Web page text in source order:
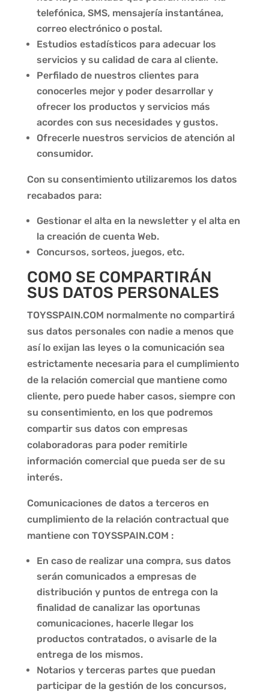
telefónica, SMS, mensajería instantánea,
correo electrónico o postal.
Estudios estadísticos para adecuar los
servicios y su calidad de cara al cliente.
Perfilado de nuestros clientes para
conocerles mejor y poder desarrollar y
ofrecer los productos y servicios más
acordes con sus necesidades y gustos.
Ofrecerle nuestros servicios de atención al
consumidor.
Con su consentimiento utilizaremos los datos
recabados para:
Gestionar el alta en la newsletter y el alta en
la creación de cuenta Web.
Concursos, sorteos, juegos, etc.
COMO SE COMPARTIRÁN
SUS DATOS PERSONALES
TOYSSPAIN.COM normalmente no compartirá
sus datos personales con nadie a menos que
así lo exijan las leyes o la comunicación sea
estrictamente necesaria para el cumplimiento
de la relación comercial que mantiene como
cliente, pero puede haber casos, siempre con
su consentimiento, en los que podremos
compartir sus datos con empresas
colaboradoras para poder remitirle
información comercial que pueda ser de su
interés.
Comunicaciones de datos a terceros en
cumplimiento de la relación contractual que
mantiene con TOYSSPAIN.COM :
En caso de realizar una compra, sus datos
serán comunicados a empresas de
distribución y puntos de entrega con la
finalidad de canalizar las oportunas
comunicaciones, hacerle llegar los
productos contratados, o avisarle de la
entrega de los mismos.
Notarios y terceras partes que puedan
participar de la gestión de los concursos,